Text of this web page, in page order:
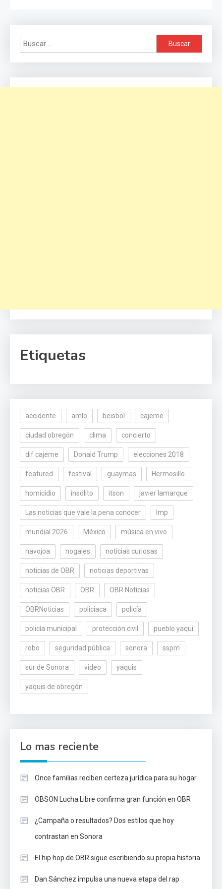
Buscar:
Etiquetas
accidente amlo beisbol cajeme
ciudad obregón clima concierto
dif cajeme Donald Trump elecciones 2018
featured festival guaymas Hermosillo
homicidio insólito itson javier lamarque
Las noticias que vale la pena conocer lmp
mundial 2026 México música en vivo
navojoa nogales noticias curiosas
noticias de OBR noticias deportivas
noticias OBR OBR OBR Noticias
OBRNoticias policiaca policía
policía municipal protección civil pueblo yaqui
robo seguridad pública sonora sspm
sur de Sonora video yaquis
yaquis de obregón
Lo mas reciente
Once familias reciben certeza jurídica para su hogar
OBSON Lucha Libre confirma gran función en OBR
¿Campaña o resultados? Dos estilos que hoy
contrastan en Sonora
El hip hop de OBR sigue escribiendo su propia historia
Dan Sánchez impulsa una nueva etapa del rap